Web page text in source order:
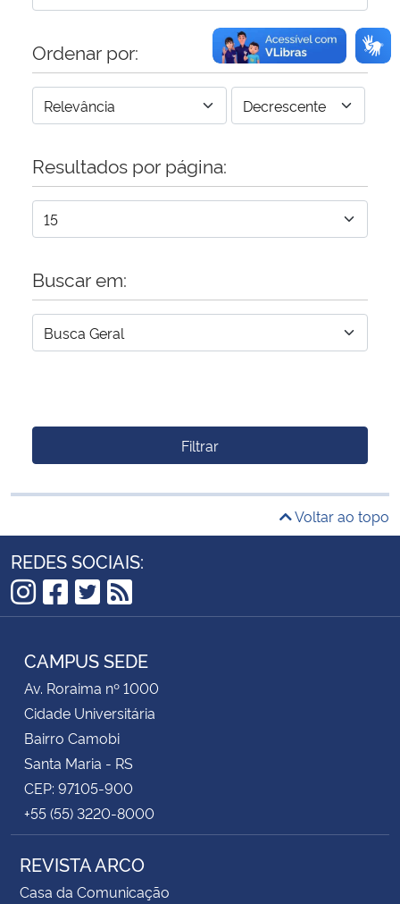
Ordenar por:
Resultados por página:
Buscar em:
Filtrar
Voltar ao topo
REDES SOCIAIS:
Instagram
Facebook
Twitter
RSS
CAMPUS SEDE
Av. Roraima nº 1000
Cidade Universitária
Bairro Camobi
Santa Maria - RS
CEP: 97105-900
+55 (55) 3220-8000
REVISTA ARCO
Casa da Comunicação